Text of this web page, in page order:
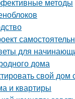
для
дома
свой дом
и квартиры